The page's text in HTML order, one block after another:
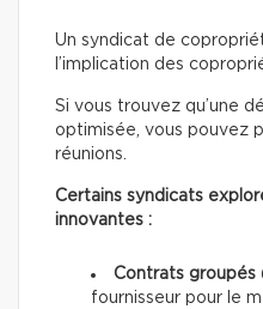
Un syndicat de
l’implication des
Si vous trouvez qu’une
optimisée, vous pouvez
réunions.
Certains syndicats
innovantes :
Contrats groupés
fournisseur pour le